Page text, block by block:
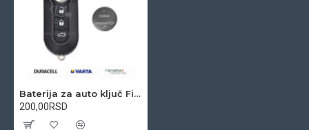
Baterija za auto ključ Fiat 500L 2012-2015
200,00RSD